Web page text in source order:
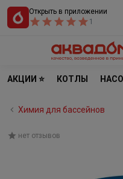
Открыть в приложении
1
АКЦИИ ⭐ КОТЛЫ
Химия для бассейнов
нет отзывов